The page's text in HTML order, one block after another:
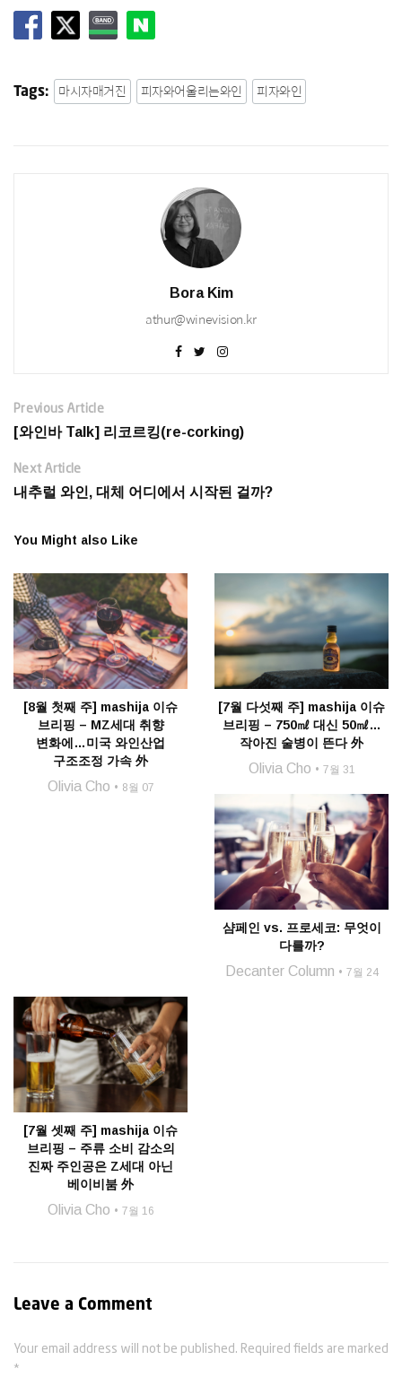
Tags: 마시자매거진 피자와어울리는와인 피자와인
Bora Kim
athur@winevision.kr
Previous Article
[와인바 Talk] 리코르킹(re-corking)
Next Article
내추럴 와인, 대체 어디에서 시작된 걸까?
You Might also Like
[8월 첫째 주] mashija 이슈
브리핑 – MZ세대 취향
변화에…미국 와인산업
구조조정 가속 外
Olivia Cho 8월 07
[7월 다섯째 주] mashija 이슈
브리핑 – 750㎖ 대신 50㎖…
작아진 술병이 뜬다 外
Olivia Cho 7월 31
샴페인 vs. 프로세코: 무엇이
다를까?
Decanter Column 7월 24
[7월 셋째 주] mashija 이슈
브리핑 – 주류 소비 감소의
진짜 주인공은 Z세대 아닌
베이비붐 外
Olivia Cho 7월 16
Leave a Comment
Your email address will not be published. Required fields are marked
*